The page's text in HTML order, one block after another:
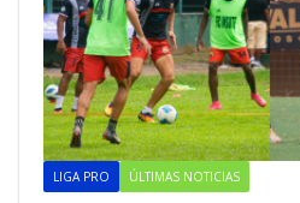
LIGA PRO ÚLTIMAS NOTICIAS